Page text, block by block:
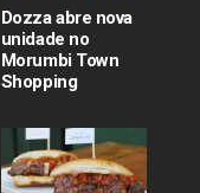
Dozza abre nova
unidade no
Morumbi Town
Shopping